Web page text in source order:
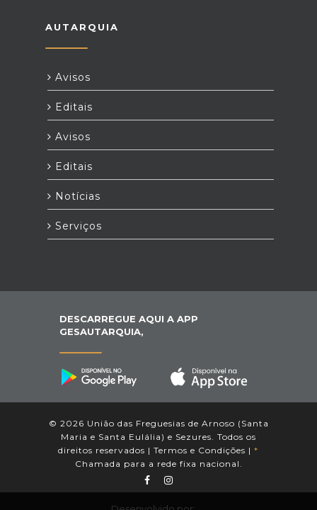
AUTARQUIA
Avisos
Editais
Avisos
Editais
Notícias
Serviços
DESCARREGUE AQUI A APP
GESAUTARQUIA,
© 2026 União das Freguesias de Arnoso (Santa
Maria e Santa Eulália) e Sezures. Todos os
direitos reservados | Termos e Condições | *
Chamada para a rede fixa nacional.